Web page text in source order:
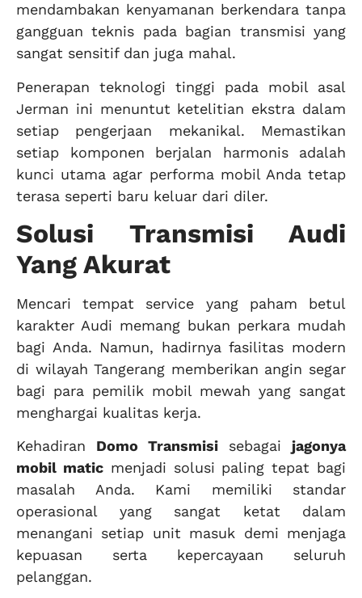
mendambakan kenyamanan berkendara tanpa
gangguan teknis pada bagian transmisi yang
sangat sensitif dan juga mahal.
Penerapan teknologi tinggi pada mobil asal
Jerman ini menuntut ketelitian ekstra dalam
setiap pengerjaan mekanikal. Memastikan
setiap komponen berjalan harmonis adalah
kunci utama agar performa mobil Anda tetap
terasa seperti baru keluar dari diler.
Solusi Transmisi Audi
Yang Akurat
Mencari tempat service yang paham betul
karakter Audi memang bukan perkara mudah
bagi Anda. Namun, hadirnya fasilitas modern
di wilayah Tangerang memberikan angin segar
bagi para pemilik mobil mewah yang sangat
menghargai kualitas kerja.
Kehadiran Domo Transmisi sebagai jagonya
mobil maticmenjadi solusi paling tepat bagi
masalah Anda. Kami memiliki standar
operasional yang sangat ketat dalam
menangani setiap unit masuk demi menjaga
kepuasan serta kepercayaan seluruh
pelanggan.